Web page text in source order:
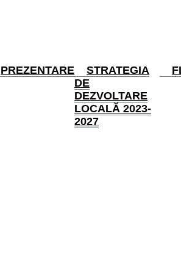
PREZENTARE
STRATEGIA
DE
DEZVOLTARE
LOCALĂ 2023-
2027